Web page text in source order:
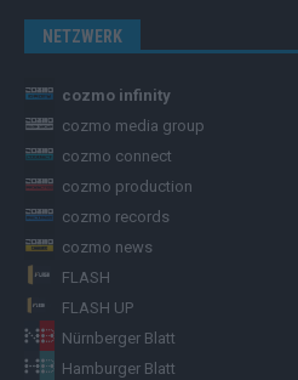
NETZWERK
cozmo infinity
cozmo media group
cozmo connect
cozmo production
cozmo records
cozmo news
FLASH
FLASH UP
Nürnberger Blatt
Hamburger Blatt